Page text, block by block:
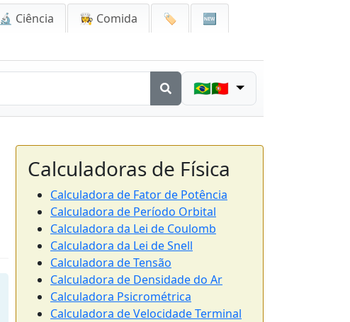
🔬 Ciência 👩‍🍳 Comida 🏷️
🆕
🇧🇷🇵🇹
Calculadoras de Física
Calculadora de Fator de Potência
Calculadora de Período Orbital
Calculadora da Lei de Coulomb
Calculadora da Lei de Snell
Calculadora de Tensão
Calculadora de Densidade do Ar
Calculadora Psicrométrica
Calculadora de Velocidade Terminal